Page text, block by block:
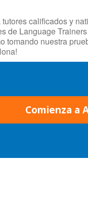
calificados y
de Language
tomando nuestra
Comienza a